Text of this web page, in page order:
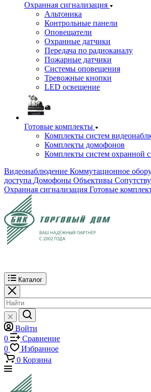
Охранная сигнализация
Альтоника
Контрольные панели
Оповещатели
Охранные датчики
Передача по радиоканалу
Пожарные датчики
Системы оповещения
Тревожные кнопки
LED освещение
Готовые комплекты
Комплекты систем
Комплекты домофонов
Комплекты систем охранной
Видеонаблюдение Коммутационное
доступа Домофоны Объективы
Охранная сигнализация Готовые
Каталог
Войти
0
Сравнение
0
Избранное
0 Корзина